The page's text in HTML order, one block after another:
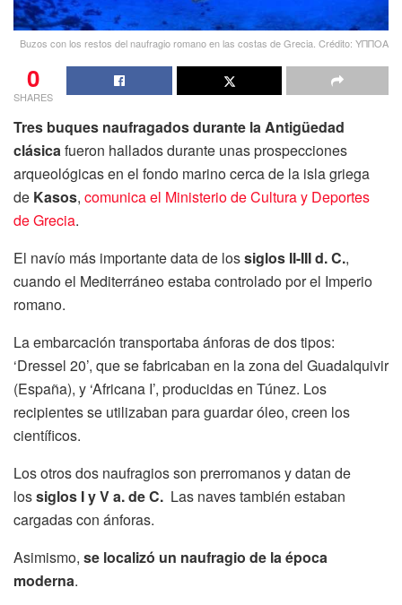
Buzos con los restos del naufragio romano en las costas de Grecia. Crédito: ΥΠΠΟΑ
0
SHARES
Tres buques naufragados durante la Antigüedad
clásicafueron hallados durante unas prospecciones
arqueológicas en el fondo marino cerca de la isla griega
de Kasos, comunica el Ministerio de Cultura y Deportes
de Grecia.
El navío más importante data de lossiglos II-III d. C.,
cuando el Mediterráneo estaba controlado por el Imperio
romano.
La embarcación transportaba ánforas de dos tipos:
‘Dressel 20’, que se fabricaban en la zona del Guadalquivir
(España), y ‘Africana I’, producidas en Túnez. Los
recipientes se utilizaban para guardar óleo, creen los
científicos.
Los otros dos naufragios son prerromanos y datan de
lossiglos I y V a. de C. Las naves también estaban
cargadas con ánforas.
Asimismo, se localizó un naufragio de la época
moderna.